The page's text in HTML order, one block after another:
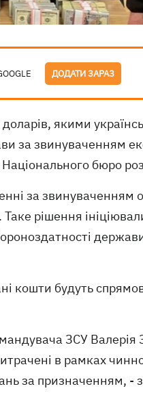
ДОДАТИ ЗАРАЗ
якими
за звинуваченням
бюро
за звинуваченням
рішення
кошти будуть
ЗСУ
в рамках
за призначенням, -